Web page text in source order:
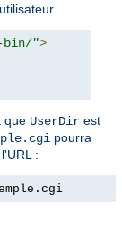
bin/">
que UserDir est
pourra
: